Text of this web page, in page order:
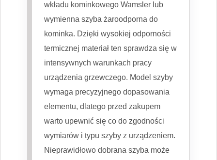
wkładu kominkowego Wamsler lub
wymienna szyba żaroodporna do
kominka. Dzięki wysokiej odporności
termicznej materiał ten sprawdza się w
intensywnych warunkach pracy
urządzenia grzewczego. Model szyby
wymaga precyzyjnego dopasowania
elementu, dlatego przed zakupem
warto upewnić się co do zgodności
wymiarów i typu szyby z urządzeniem.
Nieprawidłowo dobrana szyba może